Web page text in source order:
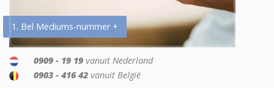
1. Bel Mediums-nummer +
0909 - 19 19 vanuit Nederland
0903 - 416 42 vanuit België